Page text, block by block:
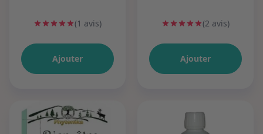
(1 avis)
Ajouter
(2 avis)
Ajouter